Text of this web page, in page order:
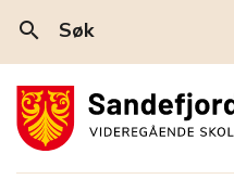
search Søk